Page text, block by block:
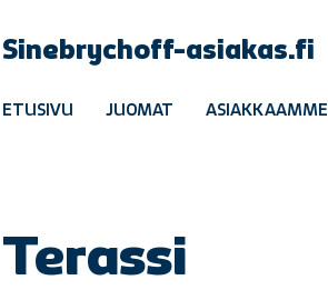
Sinebrychoff-asiakas.fi
ETUSIVU JUOMAT ASIAKKAAMME
Terassi